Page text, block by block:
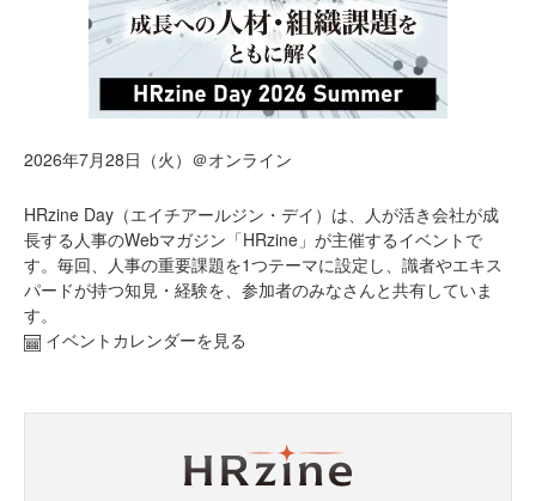
2026年7月28日（火）＠オンライン
HRzine Day（エイチアールジン・デイ）は、人が活き会社が成
長する人事のWebマガジン「HRzine」が主催するイベントで
す。毎回、人事の重要課題を1つテーマに設定し、識者やエキス
パードが持つ知見・経験を、参加者のみなさんと共有していま
す。
イベントカレンダーを見る